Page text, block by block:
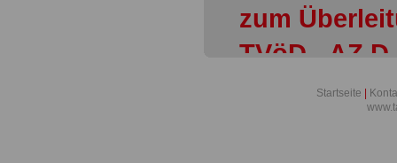
zum
TVöD - AZ D
Startseite